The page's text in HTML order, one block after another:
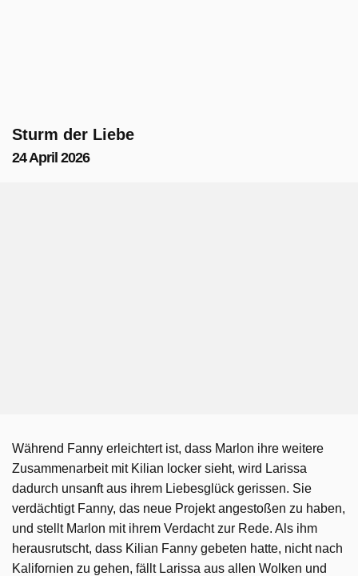
Sturm der Liebe
24 April 2026
Während Fanny erleichtert ist, dass Marlon ihre weitere
Zusammenarbeit mit Kilian locker sieht, wird Larissa
dadurch unsanft aus ihrem Liebesglück gerissen. Sie
verdächtigt Fanny, das neue Projekt angestoßen zu haben,
und stellt Marlon mit ihrem Verdacht zur Rede. Als ihm
herausrutscht, dass Kilian Fanny gebeten hatte, nicht nach
Kalifornien zu gehen, fällt Larissa aus allen Wolken und